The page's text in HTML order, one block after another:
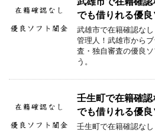
でも借りれる優
武雄市で在籍確認な
管理人！武雄市から
査・独自審査の優良
う。
壬生町で在籍確
でも借りれる優
壬生町で在籍確認な